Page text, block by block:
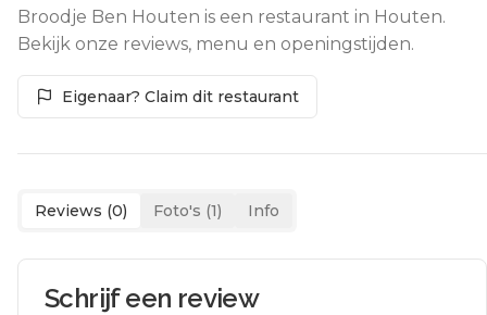
Broodje Ben Houten is een restaurant in Houten.
Bekijk onze reviews, menu en openingstijden.
Eigenaar? Claim dit restaurant
Reviews (0) Foto's (1) Info
Schrijf een review